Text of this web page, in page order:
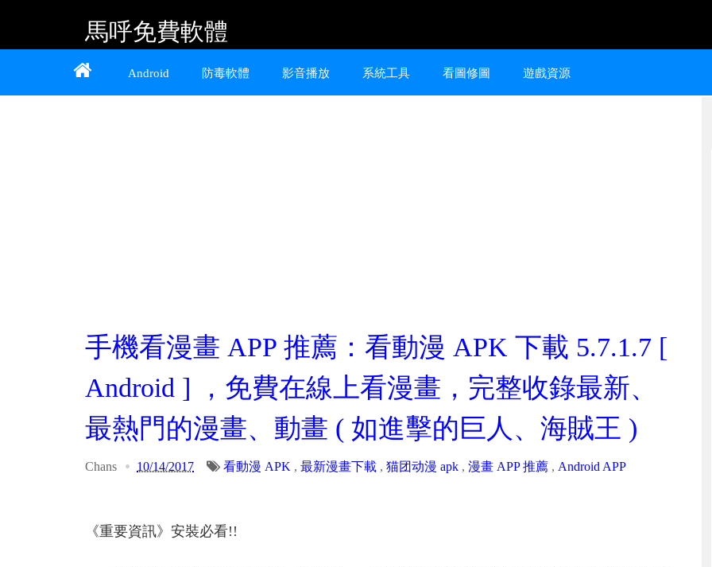
Home About Contact
馬呼免費軟體
提供 Android、iOS 好用的手機應用程式及
Android 防毒軟體 影音播放 系統工具 看圖修圖 遊戲資源
手機看漫畫 APP 推薦：看動漫 APK 下載 5.7.1.7 [
Android ] ，免費在線上看漫畫，完整收錄最新、
最熱門的漫畫、動畫 ( 如進擊的巨人、海賊王 )
Chans 10/14/2017 看動漫 APK , 最新漫畫下載 , 猫团动漫 apk , 漫畫 APP 推薦 , Android APP
《重要資訊》安裝必看!!